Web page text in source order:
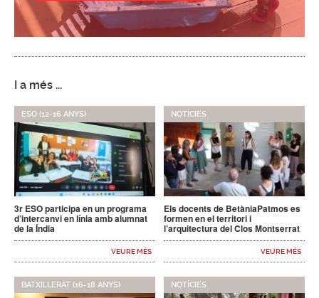
I a més ...
ESO (12-16 ANYS)
3r ESO participa en un programa
d’intercanvi en línia amb alumnat
de la Índia
VEURE MÉS
BATXILLERAT (16-18 ANYS)
NOTÍCIES
Els docents de BetàniaPatmos es
formen en el territori i
l’arquitectura del Clos Montserrat
VEURE MÉS
NOTÍCIES